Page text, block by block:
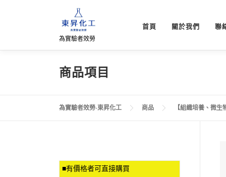
內
為實驗者效勞
首頁 關於我們 聯
商品項目
為實驗者效勞-東昇化工 商品 【組織培養、微生
■有價格者可直接購買